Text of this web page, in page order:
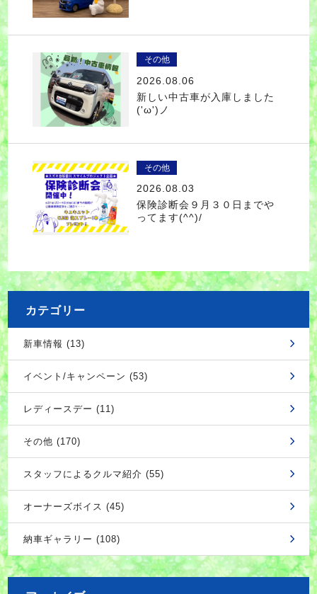
その他
2026.08.06
新しい中古車が入庫しました
('ω')ノ
その他
2026.08.03
保険診断会９月３０日までや
ってます(^^)/
カテゴリー
新車情報 (13)
イベント/キャンペーン (53)
レディースデー (11)
その他 (170)
スタッフによるクルマ紹介 (55)
オーナーズボイス (45)
納車ギャラリー (108)